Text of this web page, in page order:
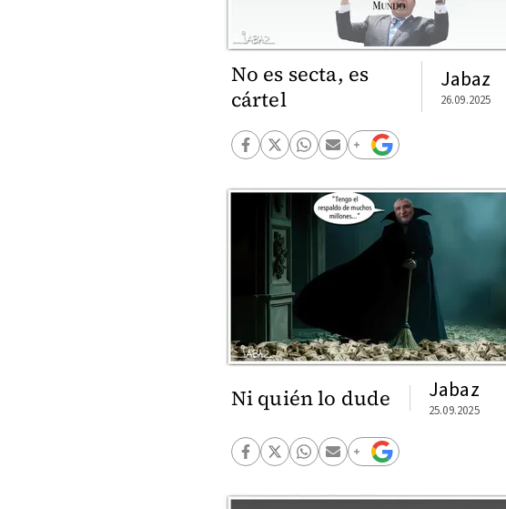
No es secta, es
cártel
Jabaz
26.09.2025
Ni quién lo dude Jabaz
25.09.2025